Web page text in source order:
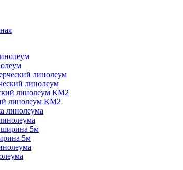
линолеум
линолеум КМ2
5м